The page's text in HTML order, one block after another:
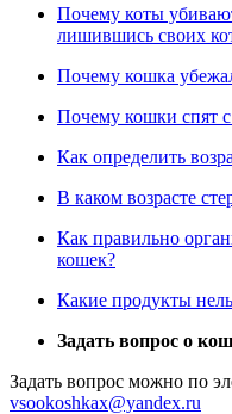
Почему коты
лишившись своих
Почему кошка
Почему кошки спят
Как определить
В каком возрасте
Как правильно
кошек?
Какие продукты
Задать вопрос о
Задать вопрос можно по
vsookoshkax@yandex.ru